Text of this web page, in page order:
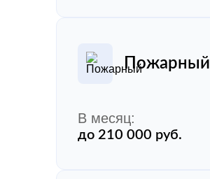
Пожарный
В месяц:
до 210 000 руб.